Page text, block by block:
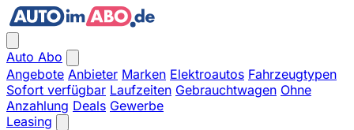
Auto Abo
Angebote Anbieter Marken Elektroautos Fahrzeugtypen
Sofort verfügbar Laufzeiten Gebrauchtwagen Ohne
Anzahlung Deals Gewerbe
Leasing